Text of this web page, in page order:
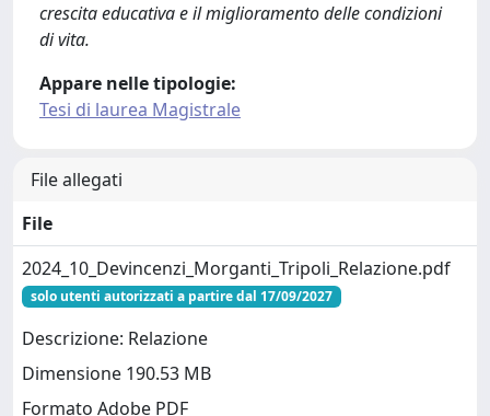
crescita educativa e il miglioramento delle condizioni
di vita.
Appare nelle tipologie:
Tesi di laurea Magistrale
File allegati
File
2024_10_Devincenzi_Morganti_Tripoli_Relazione.pdf
solo utenti autorizzati a partire dal 17/09/2027
Descrizione: Relazione
Dimensione 190.53 MB
Formato Adobe PDF